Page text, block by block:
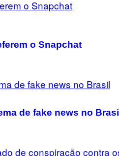
o Snapchat
de fake news no Brasil